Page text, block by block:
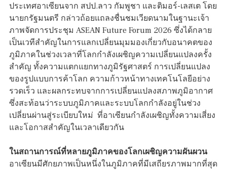
ประเทศอาเซียนจาก สปป.ลาว กัมพูชา และติมอร์-เลสเต โดย
นายกรัฐมนตรี กล่าวถ้อยแถลงชื่นชมเวียดนามในฐานะเจ้า
ภาพจัดการประชุม ASEAN Future Forum 2026 ซึ่งได้กลาย
เป็นเวทีสำคัญในการแลกเปลี่ยนมุมมองเกี่ยวกับอนาคตของ
ภูมิภาคในช่วงเวลาที่โลกกำลังเผชิญความเปลี่ยนแปลงครั้ง
สำคัญ ทั้งความแตกแยกทางภูมิรัฐศาสตร์ การเปลี่ยนแปลง
ของรูปแบบการค้าโลก ความก้าวหน้าทางเทคโนโลยีอย่าง
รวดเร็ว และผลกระทบจากการเปลี่ยนแปลงสภาพภูมิอากาศ
ซึ่งสะท้อนว่าระบบภูมิภาคและระบบโลกกำลังอยู่ในช่วง
เปลี่ยนผ่านสู่ระเบียบใหม่ ที่อาเซียนกำลังเผชิญทั้งความเสี่ยง
และโอกาสสำคัญในเวลาเดียวกัน
ในสถานการณ์ที่หลายภูมิภาคของโลกเผชิญความผันผวน
อาเซียนมีศักยภาพเป็นหนึ่งในภูมิภาคที่มีเสถียรภาพมากที่สุด